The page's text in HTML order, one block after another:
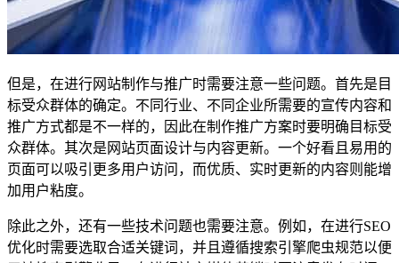
但是，在进行网站制作与推广时需要注意一些问题。首先是目
标受众群体的确定。不同行业、不同企业所需要的宣传内容和
推广方式都是不一样的，因此在制作推广方案时要明确目标受
众群体。其次是网站页面设计与内容更新。一个好看且易用的
页面可以吸引更多用户访问，而优质、实时更新的内容则能增
加用户粘度。
除此之外，还有一些技术问题也需要注意。例如，在进行SEO
优化时需要选取合适关键词，并且遵循搜索引擎爬虫规范以便